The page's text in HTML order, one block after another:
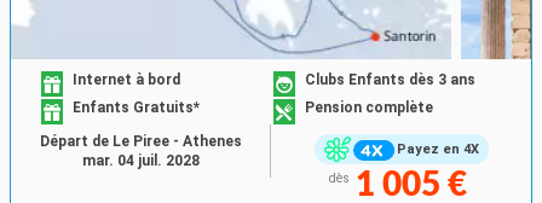
Payez en 4X
Internet à bord
Clubs Enfants dès 3 ans
Enfants Gratuits*
Pension complète
dès 1 005 €
Départ de Le Piree - Athenes
mar. 04 juil. 2028